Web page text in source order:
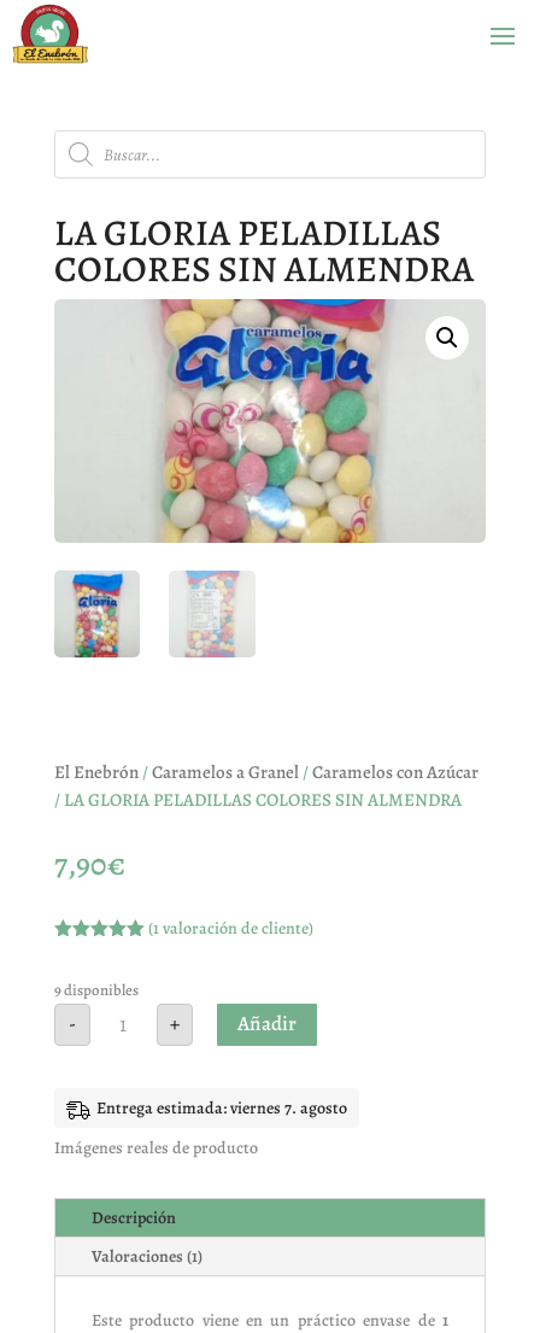
Búsqueda
de
productos
LA GLORIA PELADILLAS
COLORES SIN ALMENDRA
El Enebrón/Caramelos a Granel/Caramelos con Azúcar
/ LA GLORIA PELADILLAS COLORES SIN ALMENDRA
7,90€
5 en base
avaloración
de un
(1valoración de cliente)
9 disponibles
- GLORIA
PELADILLAS
cantidad
+ Añadir
Entrega estimada: viernes 7. agosto
Imágenes reales de producto
Descripción
Valoraciones (1)
Este producto viene en un práctico envase de1